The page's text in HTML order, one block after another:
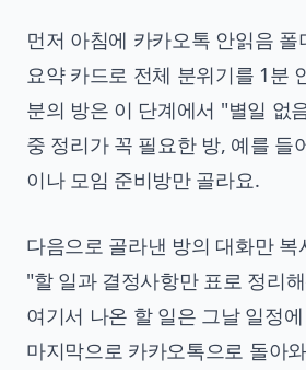
먼저 아침에 카카오톡 안읽음
요약 카드로 전체 분위기를 1분
분의 방은 이 단계에서 "별일 없
중 정리가 꼭 필요한 방, 예를 들
이나 모임 준비방만 골라요.
다음으로 골라낸 방의 대화만 복
"할 일과 결정사항만 표로 정리
여기서 나온 할 일은 그날 일정
마지막으로 카카오톡으로 돌아